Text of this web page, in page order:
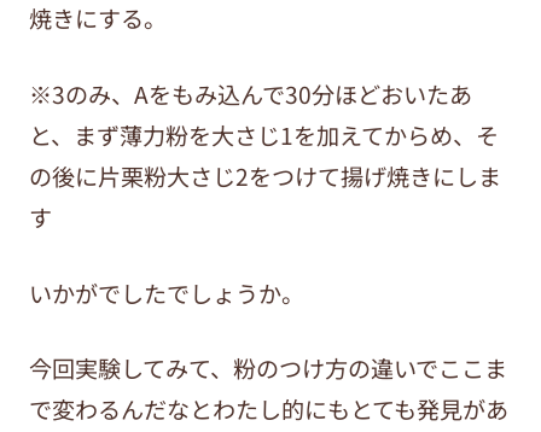
焼きにする。
※3のみ、Aをもみ込んで30分ほどおいたあ
と、まず薄力粉を大さじ1を加えてからめ、そ
の後に片栗粉大さじ2をつけて揚げ焼きにしま
す
いかがでしたでしょうか。
今回実験してみて、粉のつけ方の違いでここま
で変わるんだなとわたし的にもとても発見があ